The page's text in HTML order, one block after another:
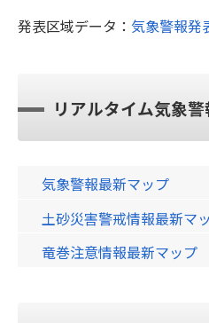
発表区域データ： 気象警報発
リアルタイム気象
気象警報最新マップ
土砂災害警戒情報最新マ
竜巻注意情報最新マップ